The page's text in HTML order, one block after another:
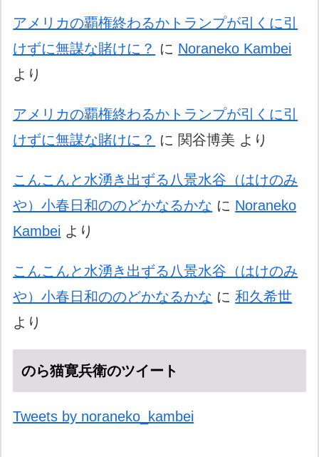
アメリカの覇権終わるかトランプが引くに引
けずに無謀な賭けに？ に Noraneko Kambei
より
アメリカの覇権終わるかトランプが引くに引
けずに無謀な賭けに？ に 関谷博美 より
こんこんと水湧き出ずる八景水谷（はけのみ
や）小春日和ののどかなるかな に Noraneko
Kambei より
こんこんと水湧き出ずる八景水谷（はけのみ
や）小春日和ののどかなるかな に和久希世
より
のら猫寛兵衛のツイート
Tweets by noraneko_kambei